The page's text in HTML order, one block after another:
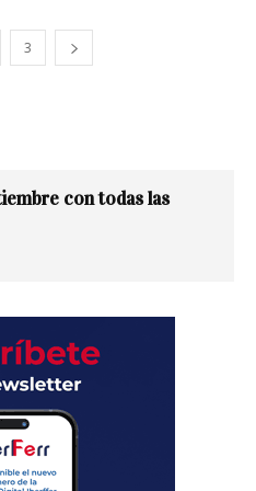
3
con todas las